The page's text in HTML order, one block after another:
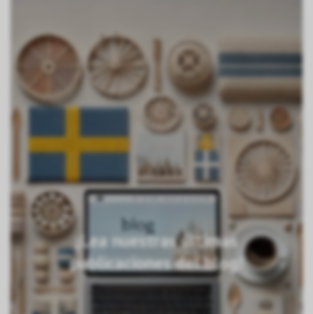
¡Lea nuestras últimas
publicaciones del blog!